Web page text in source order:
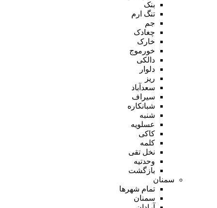
بنک
تنگ ارم
جم
چغادک
خارک
خورموج
دالکی
دلوار
ریز
سعدآباد
سیراف
شبانکاره
شنبه
عسلویه
کاکی
کلمه
نخل تقی
وحدتیه
بازگشت
سمنان
تمام شهر‌ها
سمنان